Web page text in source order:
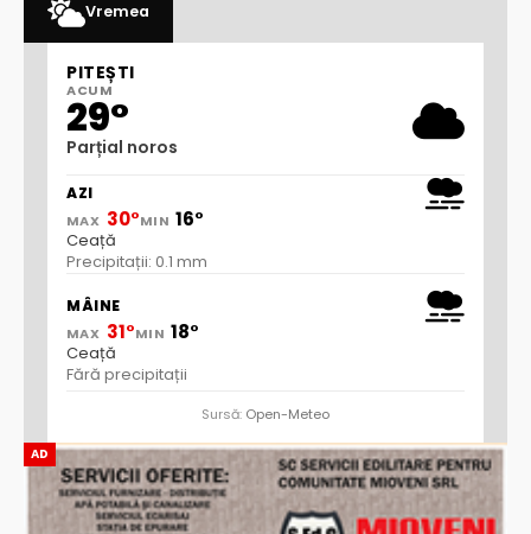
AD
Vremea
PITEȘTI
ACUM
29°
Parțial noros
AZI
MAX 30°MIN 16°
Ceață
Precipitații: 0.1 mm
MÂINE
MAX 31°MIN 18°
Ceață
Fără precipitații
Sursă: Open-Meteo